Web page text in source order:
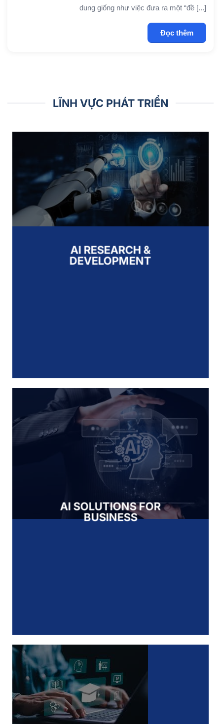
dung giống như việc đưa ra một “đề [...]
Đọc thêm
LĨNH VỰC PHÁT TRIỂN
AI RESEARCH &
DEVELOPMENT
AI SOLUTIONS FOR
BUSINESS